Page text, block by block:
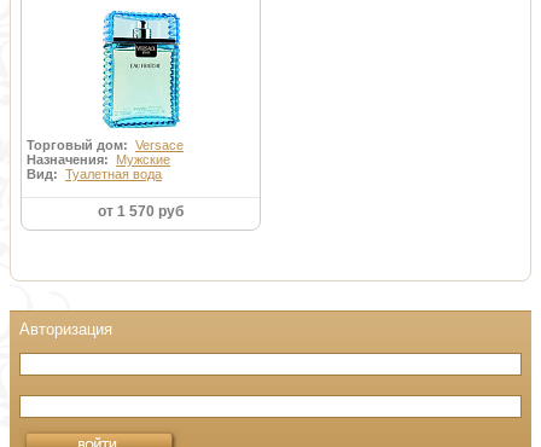
Торговый дом: Versace
Назначения: Мужские
Вид: Туалетная вода
от 1 570 руб